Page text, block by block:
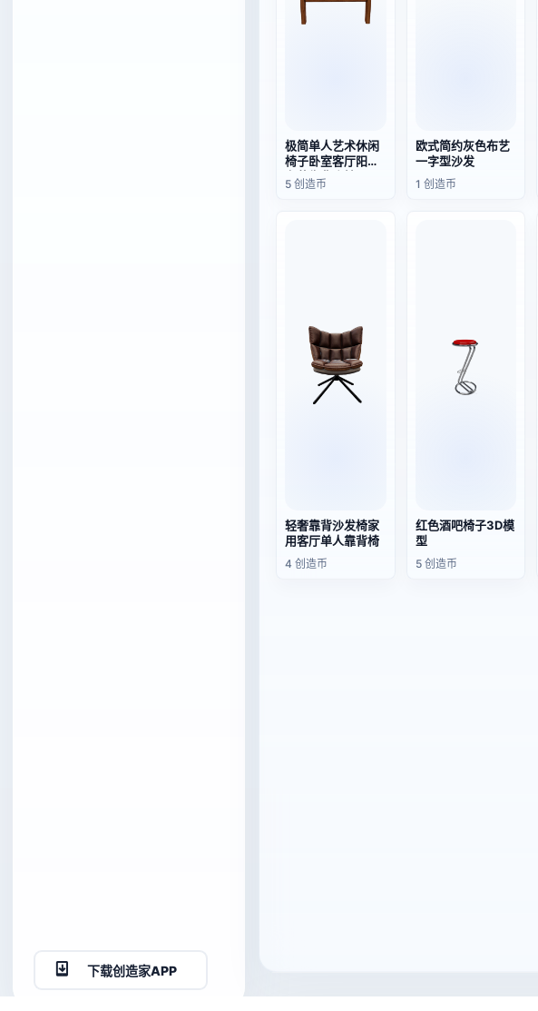
下载创造家APP
极简单人艺术休闲
椅子卧室客厅阳台
布艺靠背座椅
5 创造币
欧式简约灰色布艺
一字型沙发
1 创造币
轻奢靠背沙发椅家
用客厅单人靠背椅
4 创造币
红色酒吧椅子3D模
型
5 创造币